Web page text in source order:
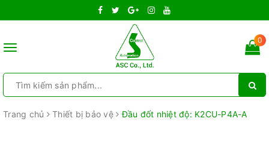
Toggle
0
Trang chủ Thiết bị bảo vệ Đầu đốt nhiệt độ: K2CU-P4A-A